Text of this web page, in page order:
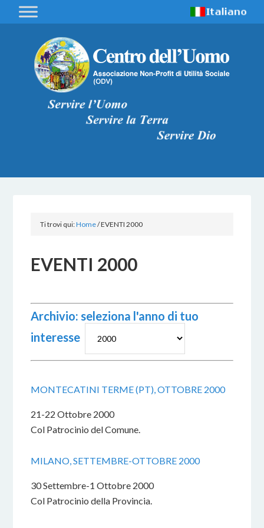
Ti trovi qui:Home/EVENTI 2000
EVENTI 2000
Archivio: seleziona l'anno di tuo
interesse
MONTECATINI TERME (PT), OTTOBRE 2000
21-22 Ottobre 2000
Col Patrocinio del Comune.
MILANO, SETTEMBRE-OTTOBRE 2000
30 Settembre-1 Ottobre 2000
Col Patrocinio della Provincia.